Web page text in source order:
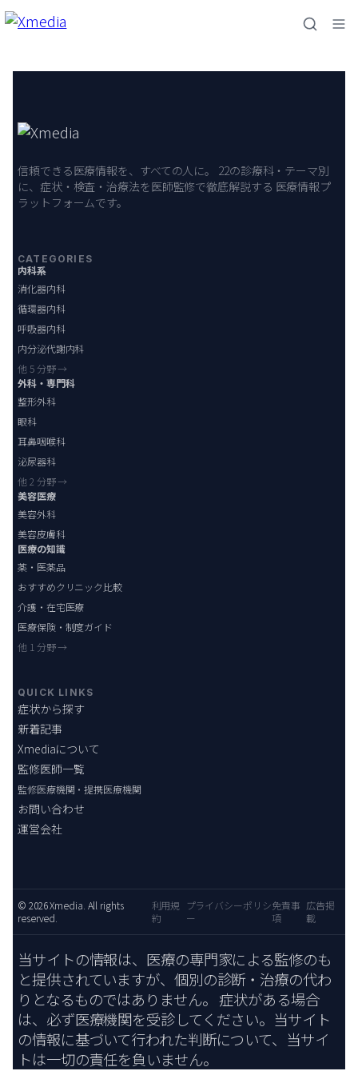
内
ッ
プ
信頼できる医療情報を、すべての人に。 22の診療科・テーマ別
に、症状・検査・治療法を医師監修で徹底解説する 医療情報プ
ラットフォームです。
CATEGORIES
内科系
消化器内科
循環器内科
呼吸器内科
内分泌代謝内科
他 5 分野 →
外科・専門科
整形外科
眼科
耳鼻咽喉科
泌尿器科
他 2 分野 →
美容医療
美容外科
美容皮膚科
医療の知識
薬・医薬品
おすすめクリニック比較
介護・在宅医療
医療保険・制度ガイド
他 1 分野 →
QUICK LINKS
症状から探す
新着記事
Xmediaについて
監修医師一覧
監修医療機関・提携医療機関
お問い合わせ
運営会社
© 2026 Xmedia. All rights
reserved.
利用規
約
プライバシーポリシ
ー
免責事
項
広告掲
載
当サイトの情報は、医療の専門家による監修のも
と提供されていますが、個別の診断・治療の代わ
りとなるものではありません。 症状がある場合
は、必ず医療機関を受診してください。当サイト
の情報に基づいて行われた判断について、当サイ
トは一切の責任を負いません。